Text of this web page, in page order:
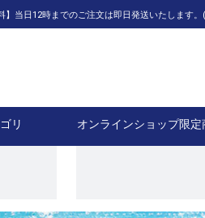
当日12時までのご注文は即日発送いたします
リ オンラインショップ限定